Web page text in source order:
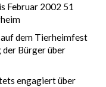
Februar 2002 51
auf dem Tierheimfest
Bürger über
engagiert über